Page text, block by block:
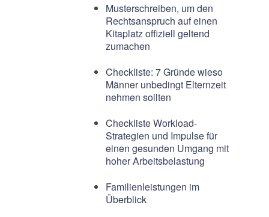
Musterschreiben, um den
Rechtsanspruch auf einen
Kitaplatz offiziell geltend
zumachen
Checkliste: 7 Gründe wieso
Männer unbedingt Elternzeit
nehmen sollten
Checkliste Workload-
Strategien und Impulse für
einen gesunden Umgang mit
hoher Arbeitsbelastung
Familienleistungen im
Überblick